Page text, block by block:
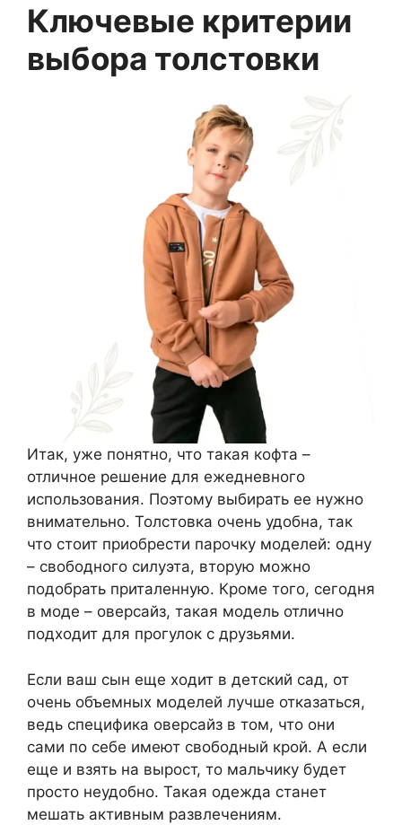
Ключевые критерии
выбора толстовки
Итак, уже понятно, что такая кофта –
отличное решение для ежедневного
использования. Поэтому выбирать ее нужно
внимательно. Толстовка очень удобна, так
что стоит приобрести парочку моделей: одну
– свободного силуэта, вторую можно
подобрать приталенную. Кроме того, сегодня
в моде – оверсайз, такая модель отлично
подходит для прогулок с друзьями.
Если ваш сын еще ходит в детский сад, от
очень объемных моделей лучше отказаться,
ведь специфика оверсайз в том, что они
сами по себе имеют свободный крой. А если
еще и взять на вырост, то мальчику будет
просто неудобно. Такая одежда станет
мешать активным развлечениям.